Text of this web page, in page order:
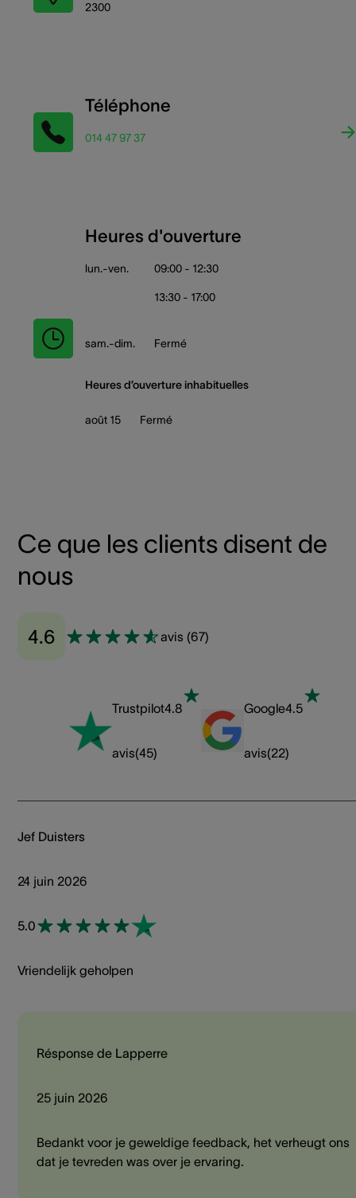
2300
Téléphone
014 47 97 37
Heures d'ouverture
lun.-ven. 09:00 - 12:30
13:30 - 17:00
sam.-dim. Fermé
Heures d’ouverture inhabituelles
août 15 Fermé
Ce que les clients disent de
nous
4.6 avis (67)
Trustpilot4.8
avis(45)
Google4.5
avis(22)
Jef Duisters
24 juin 2026
5.0
Vriendelijk geholpen
Résponse de Lapperre
25 juin 2026
Bedankt voor je geweldige feedback, het verheugt ons
dat je tevreden was over je ervaring.